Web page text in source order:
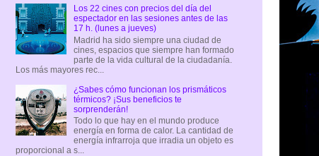
Los 22 cines con precios del día del
espectador en las sesiones antes de las
17 h. (lunes a jueves)
Madrid ha sido siempre una ciudad de
cines, espacios que siempre han formado
parte de la vida cultural de la ciudadanía.
Los más mayores rec...
¿Sabes cómo funcionan los prismáticos
térmicos? ¡Sus beneficios te
sorprenderán!
Todo lo que hay en el mundo produce
energía en forma de calor. La cantidad de
energía infrarroja que irradia un objeto es
proporcional a s...